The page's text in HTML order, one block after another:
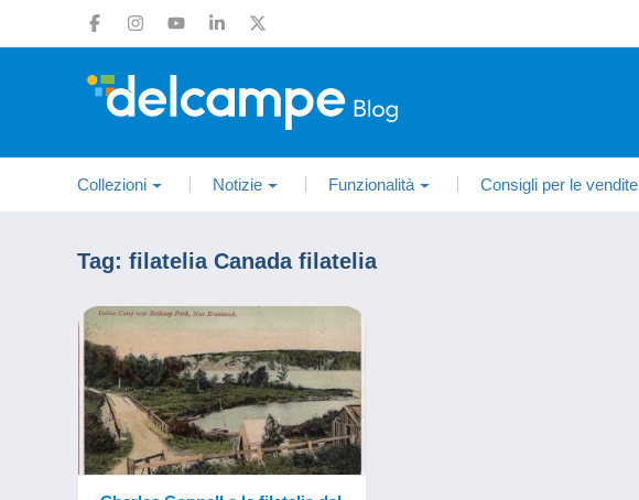
Collezioni Notizie Funzionalità Consigli per le vendite
Tag: filatelia Canada filatelia